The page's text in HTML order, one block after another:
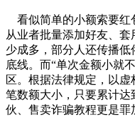
看似简单的小额索要红
从业者批量添加好友、套
少成多，部分人还传播
底线。而“单次金额小就
区。根据法律规定，以
笔数额大小，只要累计达
伙、售卖诈骗教程更是罪